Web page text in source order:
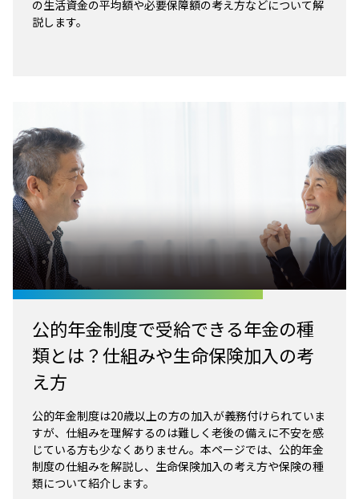
の生活資金の平均額や必要保障額の考え方などについて解
説します。
公的年金制度で受給できる年金の種
類とは？仕組みや生命保険加入の考
え方
公的年金制度は20歳以上の方の加入が義務付けられていま
すが、仕組みを理解するのは難しく老後の備えに不安を感
じている方も少なくありません。本ページでは、公的年金
制度の仕組みを解説し、生命保険加入の考え方や保険の種
類について紹介します。